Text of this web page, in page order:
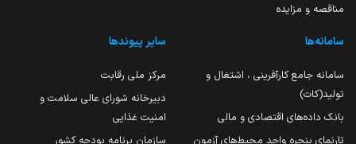
مناقصه و مزایده
سامانه‌ها
سامانه جامع کارآفرینی ، اشتغال و
تولید(کات)
بانک داده‌های اقتصادی و مالی
تارنمای پنجره واحد محیط‌های آزمون
سایر پیوندها
مرکز ملی رقابت
دبیرخانه شورای عالی سلامت و
امنیت غذایی
سازمان برنامه بودجه کشور